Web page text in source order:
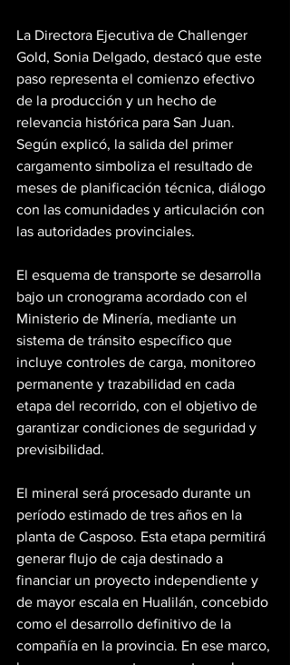
La Directora Ejecutiva de Challenger
Gold, Sonia Delgado, destacó que este
paso representa el comienzo efectivo
de la producción y un hecho de
relevancia histórica para San Juan.
Según explicó, la salida del primer
cargamento simboliza el resultado de
meses de planificación técnica, diálogo
con las comunidades y articulación con
las autoridades provinciales.
El esquema de transporte se desarrolla
bajo un cronograma acordado con el
Ministerio de Minería, mediante un
sistema de tránsito específico que
incluye controles de carga, monitoreo
permanente y trazabilidad en cada
etapa del recorrido, con el objetivo de
garantizar condiciones de seguridad y
previsibilidad.
El mineral será procesado durante un
período estimado de tres años en la
planta de Casposo. Esta etapa permitirá
generar flujo de caja destinado a
financiar un proyecto independiente y
de mayor escala en Hualilán, concebido
como el desarrollo definitivo de la
compañía en la provincia. En ese marco,